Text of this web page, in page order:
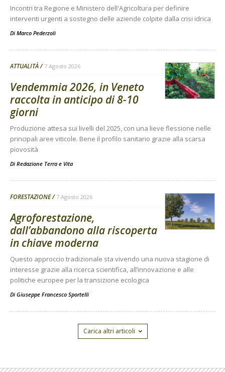
Incontri tra Regione e Ministero dell'Agricoltura per definire
interventi urgenti a sostegno delle aziende colpite dalla crisi idrica
Di Marco Pederzoli
ATTUALITÀ 7 Agosto 2026
Vendemmia 2026, in Veneto
raccolta in anticipo di 8-10
giorni
Produzione attesa sui livelli del 2025, con una lieve flessione nelle
principali aree viticole. Bene il profilo sanitario grazie alla scarsa
piovosità
Di Redazione Terra e Vita
FORESTAZIONE 7 Agosto 2026
Agroforestazione,
dall’abbandono alla riscoperta
in chiave moderna
Questo approccio tradizionale sta vivendo una nuova stagione di
interesse grazie alla ricerca scientifica, all’innovazione e alle
politiche europee per la transizione ecologica
Di Giuseppe Francesco Sportelli
Carica altri articoli